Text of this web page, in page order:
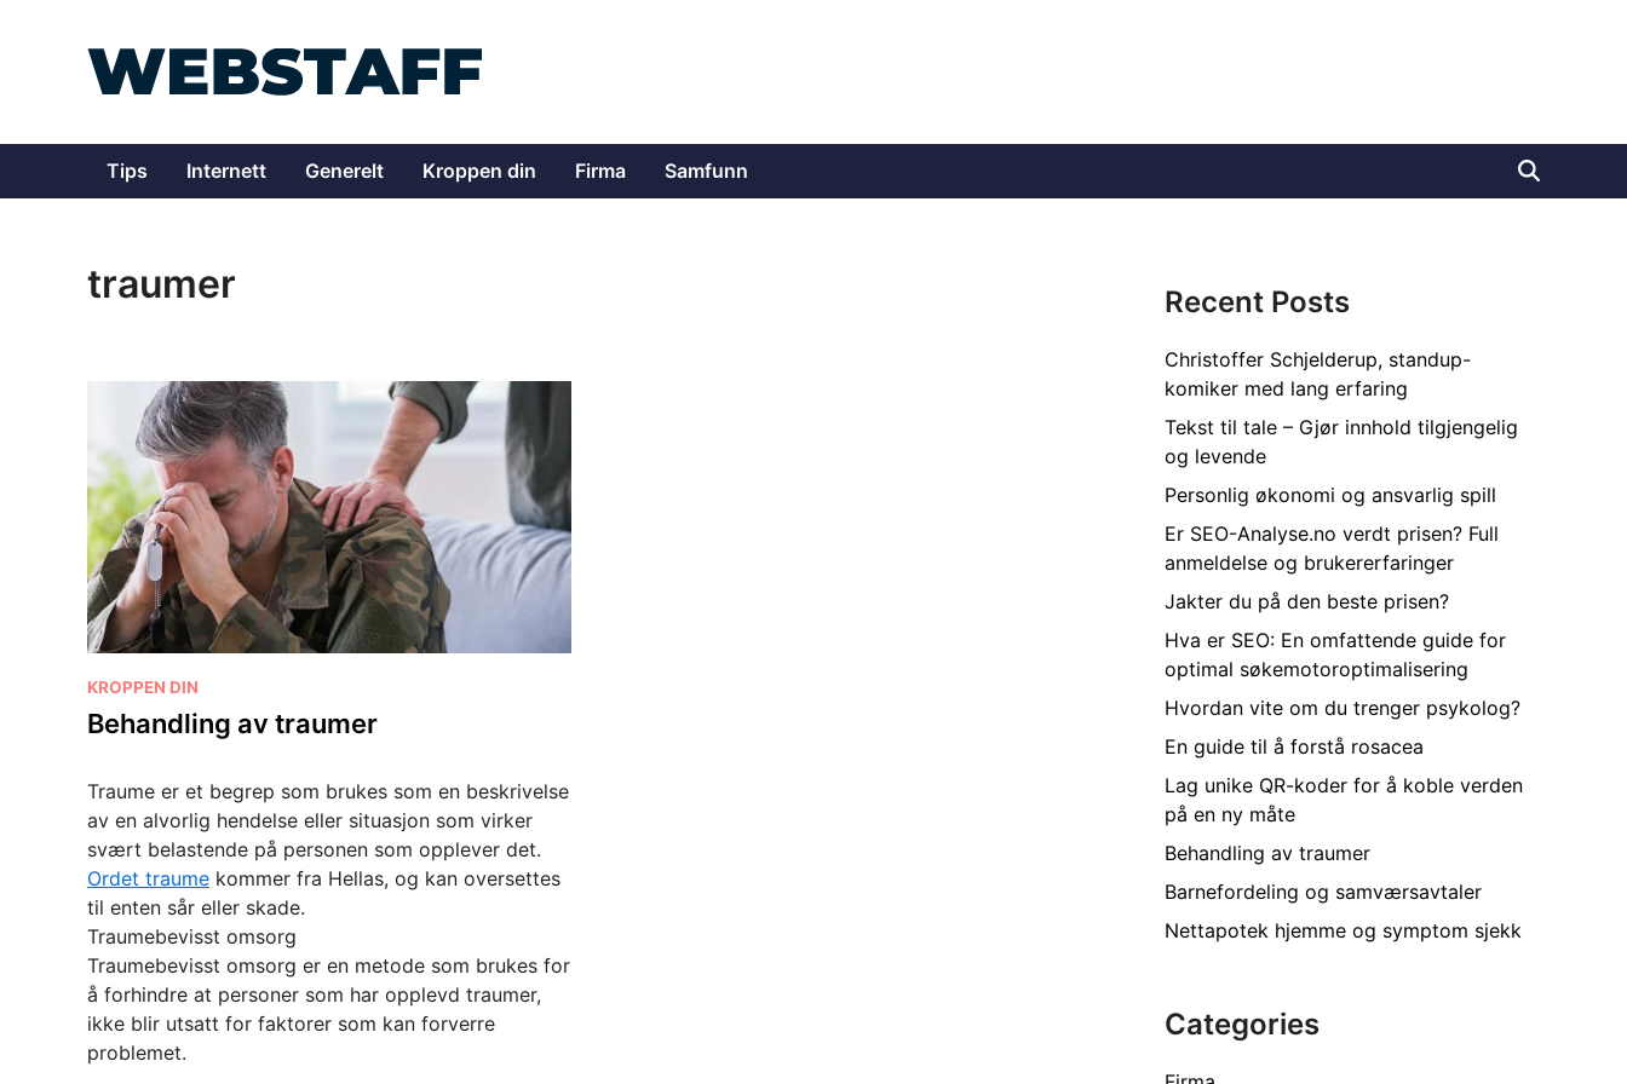
Tips Internett Generelt Kroppen din Firma Samfunn
traumer
P
o
e
d
i
n
KROPPEN DIN
Behandling av traumer
Traume er et begrep som brukes som en beskrivelse
av en alvorlig hendelse eller situasjon som virker
svært belastende på personen som opplever det.
Ordet traume kommer fra Hellas, og kan oversettes
til enten sår eller skade.
Traumebevisst omsorg
Traumebevisst omsorg er en metode som brukes for
å forhindre at personer som har opplevd traumer,
ikke blir utsatt for faktorer som kan forverre
problemet.
Recent Posts
Christoffer Schjelderup, standup-
komiker med lang erfaring
Tekst til tale – Gjør innhold tilgjengelig
og levende
Personlig økonomi og ansvarlig spill
Er SEO-Analyse.no verdt prisen? Full
anmeldelse og brukererfaringer
Jakter du på den beste prisen?
Hva er SEO: En omfattende guide for
optimal søkemotoroptimalisering
Hvordan vite om du trenger psykolog?
En guide til å forstå rosacea
Lag unike QR-koder for å koble verden
på en ny måte
Behandling av traumer
Barnefordeling og samværsavtaler
Nettapotek hjemme og symptom sjekk
Categories